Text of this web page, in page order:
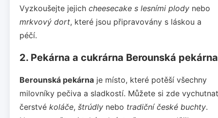
Vyzkoušejte jejich cheesecake s lesními plody nebo
mrkvový dort, které jsou připravovány s láskou a
péčí.
2. Pekárna a cukrárna Berounská pekárna
Berounská pekárna je místo, které potěší všechny
milovníky pečiva a sladkostí. Můžete si zde vychutnat
čerstvé koláče, štrúdly nebo tradiční české buchty.